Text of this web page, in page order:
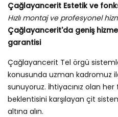
Çağlayancerit Estetik ve
Hızlı montaj ve profesyonel
Çağlayancerit'da geniş
garantisi
Çağlayancerit Tel örgü
konusunda uzman kadromuz
sunuyoruz. İhtiyacınız olan
beklentisini karşılayan çit
altına alın.